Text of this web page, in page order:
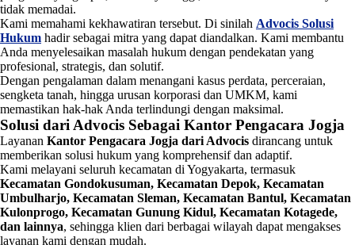
tidak memadai.
Kami memahami kekhawatiran tersebut. Di sinilah Advocis Solusi
Hukum hadir sebagai mitra yang dapat diandalkan. Kami membantu
Anda menyelesaikan masalah hukum dengan pendekatan yang
profesional, strategis, dan solutif.
Dengan pengalaman dalam menangani kasus perdata, perceraian,
sengketa tanah, hingga urusan korporasi dan UMKM, kami
memastikan hak-hak Anda terlindungi dengan maksimal.
Solusi dari Advocis Sebagai Kantor Pengacara Jogja
Layanan Kantor Pengacara Jogja dari Advocis dirancang untuk
memberikan solusi hukum yang komprehensif dan adaptif.
Kami melayani seluruh kecamatan di Yogyakarta, termasuk
Kecamatan Gondokusuman, Kecamatan Depok, Kecamatan
Umbulharjo, Kecamatan Sleman, Kecamatan Bantul, Kecamatan
Kulonprogo, Kecamatan Gunung Kidul, Kecamatan Kotagede,
dan lainnya, sehingga klien dari berbagai wilayah dapat mengakses
layanan kami dengan mudah.